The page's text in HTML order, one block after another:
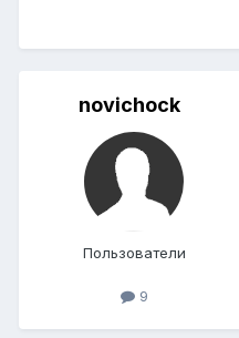
novichock
Пользователи
9